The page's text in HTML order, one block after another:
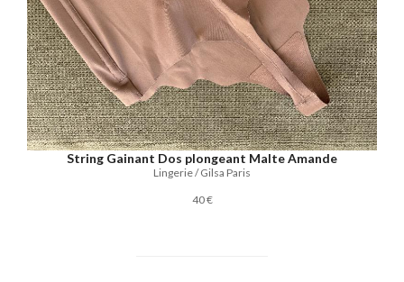
String Gainant Dos plongeant Malte Amande
Lingerie / Gilsa Paris
40 €